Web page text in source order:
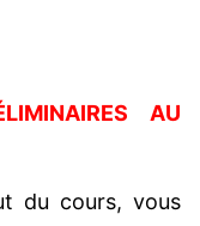
AU
du cours, vous